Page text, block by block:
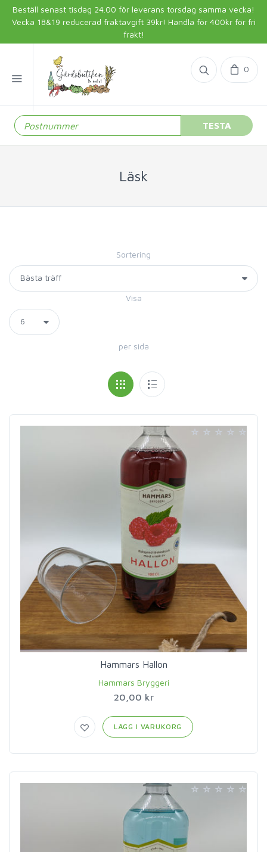
Beställ senast tisdag 24.00 för leverans torsdag samma vecka!
Vecka 18&19 reducerad fraktavgift 39kr! Handla för 400kr för fri
frakt!
0
TESTA
Läsk
Sortering
Visa
per sida
Hammars Hallon
Hammars Bryggeri
20,00 kr
LÄGG I VARUKORG